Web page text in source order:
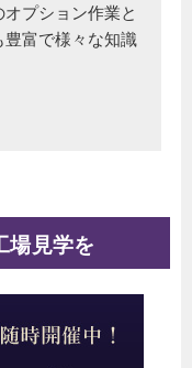
プション作業と
豊富で様々な知識
場見学を